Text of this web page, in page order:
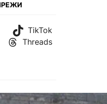
TikTok
Threads